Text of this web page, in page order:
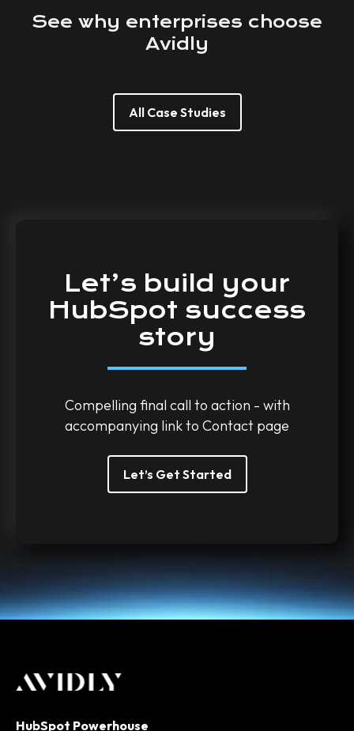
See why enterprises choose
Avidly
All Case Studies
Let’s build your
HubSpot success
story
Compelling final call to action - with
accompanying link to Contact page
Let’s Get Started
HubSpot Powerhouse